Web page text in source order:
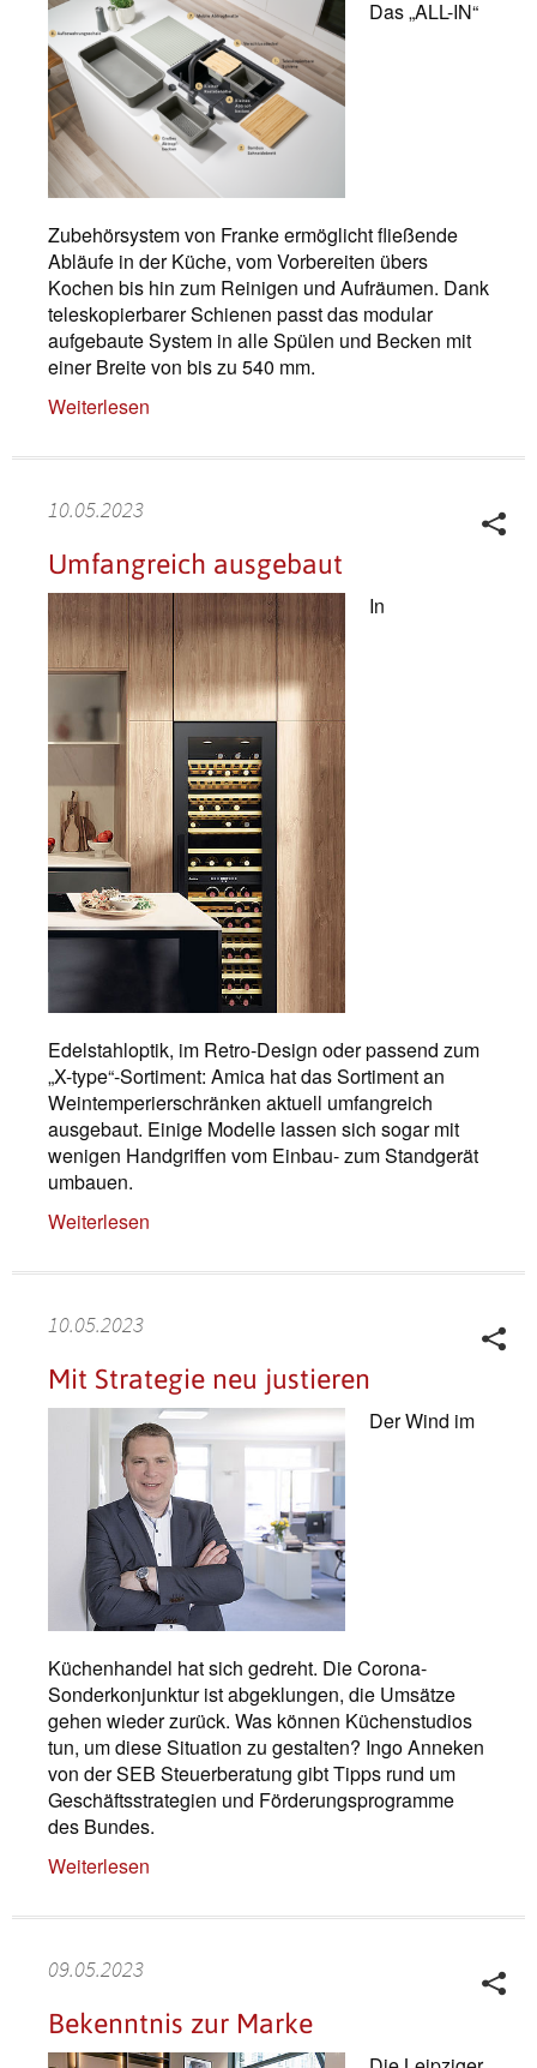
Das „ALL-IN“
Zubehörsystem von Franke ermöglicht fließende
Abläufe in der Küche, vom Vorbereiten übers
Kochen bis hin zum Reinigen und Aufräumen. Dank
teleskopierbarer Schienen passt das modular
aufgebaute System in alle Spülen und Becken mit
einer Breite von bis zu 540 mm.
Weiterlesen
10.05.2023
Umfangreich ausgebaut
In
Edelstahloptik, im Retro-Design oder passend zum
„X-type“-Sortiment: Amica hat das Sortiment an
Weintemperierschränken aktuell umfangreich
ausgebaut. Einige Modelle lassen sich sogar mit
wenigen Handgriffen vom Einbau- zum Standgerät
umbauen.
Weiterlesen
10.05.2023
Mit Strategie neu justieren
Der Wind im
Küchenhandel hat sich gedreht. Die Corona-
Sonderkonjunktur ist abgeklungen, die Umsätze
gehen wieder zurück. Was können Küchenstudios
tun, um diese Situation zu gestalten? Ingo Anneken
von der SEB Steuerberatung gibt Tipps rund um
Geschäftsstrategien und Förderungsprogramme
des Bundes.
Weiterlesen
09.05.2023
Bekenntnis zur Marke